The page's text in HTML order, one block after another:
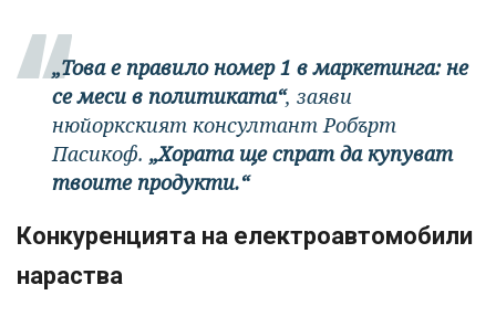
„Това е правило номер 1 в маркетинга: не
се меси в политиката“, заяви
нюйоркският консултант Робърт
Пасикоф. „Хората ще спрат да купуват
твоите продукти.“
Конкуренцията на електроавтомобили
нараства